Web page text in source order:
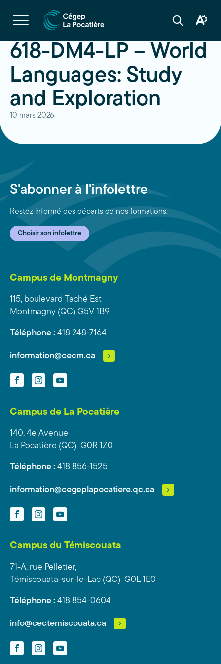
Ouvrir
la
navigation
site
Ouvrir
de
recherche
Ouvrir
à
outils
618-DM4-LP – World
Languages: Study
and Exploration
10 mars 2026
S'abonner à l'infolettre
Restez informé des départs de nos formations.
Choisir son infolettre
Campus de Montmagny
115, boulevard Taché Est
Montmagny (QC) G5V 1B9
Téléphone : 418 248-7164
information@cecm.ca
FacebookInstagramYouTube
Campus de La Pocatière
140, 4e Avenue
La Pocatière (QC) G0R 1Z0
Téléphone : 418 856-1525
information@cegeplapocatiere.qc.ca
FacebookInstagramYouTube
Campus du Témiscouata
71-A, rue Pelletier,
Témiscouata-sur-le-Lac (QC) G0L 1E0
Téléphone : 418 854-0604
info@cectemiscouata.ca
FacebookInstagramYouTube